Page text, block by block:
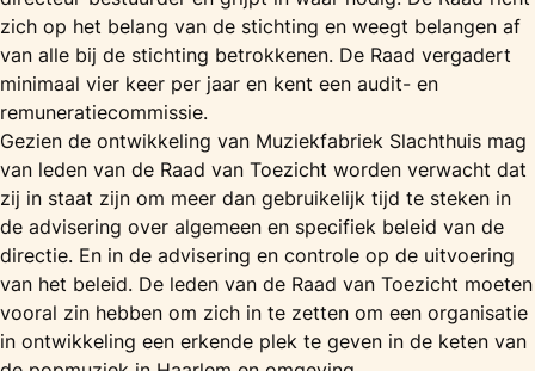
zich op het belang van de stichting en weegt belangen af
van alle bij de stichting betrokkenen. De Raad vergadert
minimaal vier keer per jaar en kent een audit- en
remuneratiecommissie.
Gezien de ontwikkeling van Muziekfabriek Slachthuis mag
van leden van de Raad van Toezicht worden verwacht dat
zij in staat zijn om meer dan gebruikelijk tijd te steken in
de advisering over algemeen en specifiek beleid van de
directie. En in de advisering en controle op de uitvoering
van het beleid. De leden van de Raad van Toezicht moeten
vooral zin hebben om zich in te zetten om een organisatie
in ontwikkeling een erkende plek te geven in de keten van